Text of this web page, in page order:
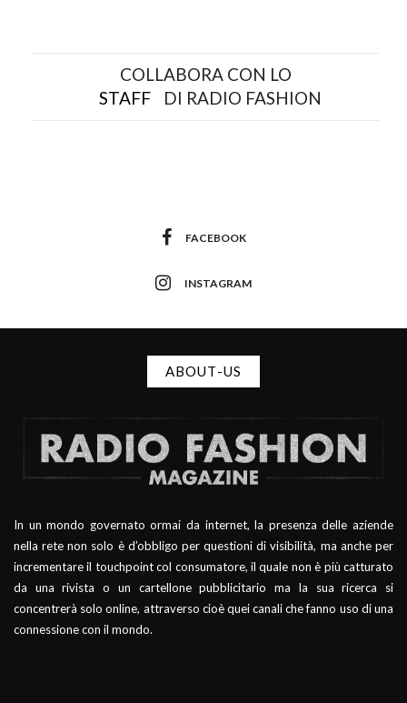
COLLABORA CON LO
STAFF
DI RADIO FASHION
FACEBOOK
INSTAGRAM
ABOUT-US
In un mondo governato ormai da internet, la presenza delle aziende
nella rete non solo è d’obbligo per questioni di visibilità, ma anche per
incrementare il touchpoint col consumatore, il quale non è più catturato
da una rivista o un cartellone pubblicitario ma la sua ricerca si
concentrerà solo online, attraverso cioè quei canali che fanno uso di una
connessione con il mondo.